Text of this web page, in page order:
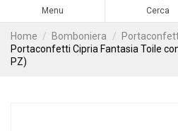
Menu Cerca
Home Bomboniera
Portaconfetti Cipria Fantasia Toile
PZ)